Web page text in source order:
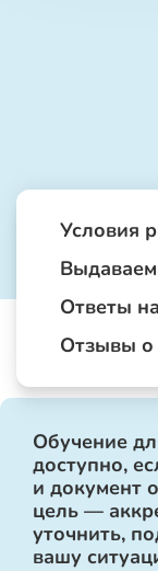
Условия
Ответы
Отзывы о
Обучение
доступно,
и документ
цель —
уточнить,
вашу